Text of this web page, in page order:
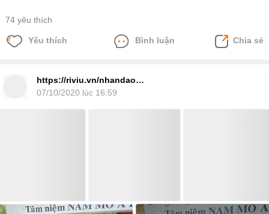
74 yêu thích
Yêu thích Bình luận Chia sẻ
https://riviu.vn/nhandaopho101769
07/10/2020 lúc 16:59